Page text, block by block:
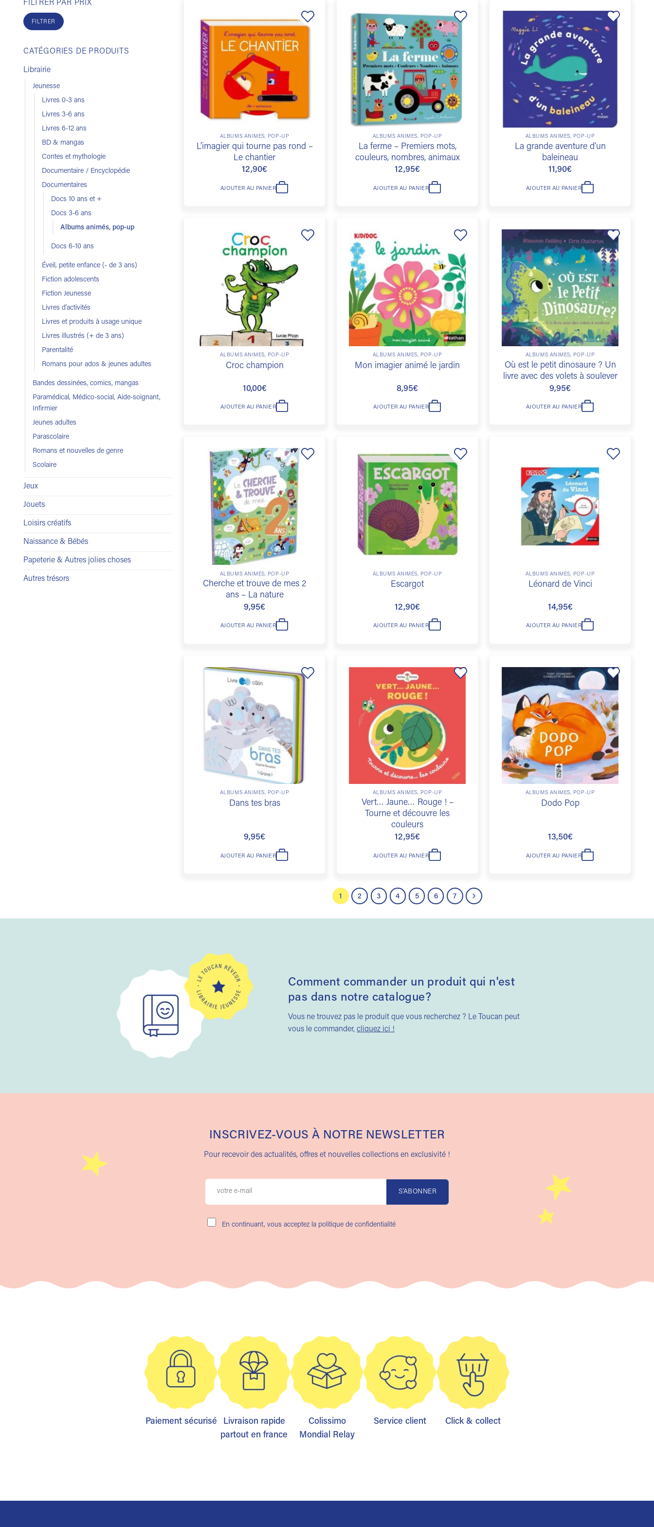
plus
ancien
FILTRER PAR PRIX
Prix
min
Prix
maxFILTRER
CATÉGORIES DE PRODUITS
Librairie
Jeunesse
Livres 0-3 ans
Livres 3-6 ans
Livres 6-12 ans
BD & mangas
Contes et mythologie
Documentaire / Encyclopédie
Documentaires
Docs 10 ans et +
Docs 3-6 ans
Albums animés, pop-up
Docs 6-10 ans
Éveil, petite enfance (- de 3 ans)
Fiction adolescents
Fiction Jeunesse
Livres d'activités
Livres et produits à usage unique
Livres illustrés (+ de 3 ans)
Parentalité
Romans pour ados & jeunes adultes
Bandes dessinées, comics, mangas
Paramédical, Médico-social, Aide-soignant,
Infirmier
Jeunes adultes
Parascolaire
Romans et nouvelles de genre
Scolaire
Jeux
Jouets
Loisirs créatifs
Naissance & Bébés
Papeterie & Autres jolies choses
Autres trésors
Ajouter
liste de
souhaits
ALBUMS ANIMÉS, POP-UP
L’imagier qui tourne pas rond –
Le chantier
12,90€
AJOUTER AU PANIER
Ajouter
à la
souhaits
ALBUMS ANIMÉS, POP-UP
La ferme – Premiers mots,
couleurs, nombres, animaux
12,95€
AJOUTER AU PANIER
Ajouter
liste de
ALBUMS ANIMÉS, POP-UP
La grande aventure d’un
baleineau
11,90€
AJOUTER AU PANIER
souhaits
ALBUMS ANIMÉS, POP-UP
Croc champion
10,00€
AJOUTER AU PANIER
à la
liste de
souhaits
ALBUMS ANIMÉS, POP-UP
Mon imagier animé le jardin
8,95€
AJOUTER AU PANIER
Ajouter
à la
liste de
souhaits
ALBUMS ANIMÉS, POP-UP
Où est le petit dinosaure ? Un
livre avec des volets à soulever
9,95€
AJOUTER AU PANIER
ALBUMS ANIMÉS, POP-UP
Cherche et trouve de mes 2
ans – La nature
9,95€
AJOUTER AU PANIER
Ajouter
liste de
souhaits
ALBUMS ANIMÉS, POP-UP
Escargot
12,90€
AJOUTER AU PANIER
ALBUMS ANIMÉS, POP-UP
Léonard de Vinci
14,95€
AJOUTER AU PANIER
ALBUMS ANIMÉS, POP-UP
Dans tes bras
9,95€
AJOUTER AU PANIER
ALBUMS ANIMÉS, POP-UP
Vert… Jaune… Rouge ! –
Tourne et découvre les
couleurs
12,95€
AJOUTER AU PANIER
Ajouter
à la
liste de
souhaits
ALBUMS ANIMÉS, POP-UP
Dodo Pop
13,50€
AJOUTER AU PANIER
1 2 3 4 5 6 7
Comment commander un produit qui n'est
pas dans notre catalogue?
Vous ne trouvez pas le produit que vous recherchez ? Le Toucan peut
vous le commander, cliquez ici !
INSCRIVEZ-VOUS À NOTRE NEWSLETTER
Pour recevoir des actualités, offres et nouvelles collections en exclusivité !
En continuant, vous acceptez la politique de confidentialité
Paiement sécurisé
Livraison rapide
partout en france
Colissimo
Mondial Relay
Service client Click & collect